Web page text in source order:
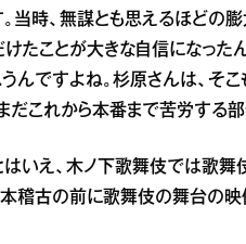
当時、無謀とも思えるほどの
たことが大きな自信になった
んですよね。杉原さんは、そ
だこれから本番まで苦労する
いえ、木ノ下歌舞伎では歌舞
稽古の前に歌舞伎の舞台の